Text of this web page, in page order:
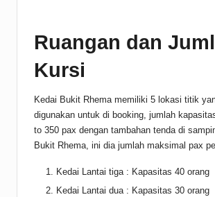
Ruangan dan
Kursi
Kedai Bukit Rhema memiliki 5 lokasi titik
digunakan untuk di booking, jumlah
to 350 pax dengan tambahan tenda di
Bukit Rhema, ini dia jumlah maksimal pax
Kedai Lantai tiga : Kapasitas 40 orang
Kedai Lantai dua : Kapasitas 30 orang